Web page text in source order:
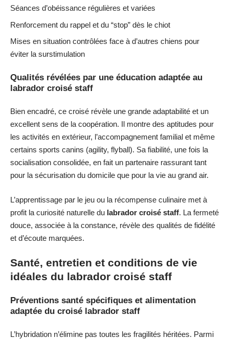
Séances d’obéissance régulières et variées
Renforcement du rappel et du “stop” dès le chiot
Mises en situation contrôlées face à d’autres chiens pour
éviter la surstimulation
Qualités révélées par une éducation adaptée au
labrador croisé staff
Bien encadré, ce croisé révèle une grande adaptabilité et un
excellent sens de la coopération. Il montre des aptitudes pour
les activités en extérieur, l’accompagnement familial et même
certains sports canins (agility, flyball). Sa fiabilité, une fois la
socialisation consolidée, en fait un partenaire rassurant tant
pour la sécurisation du domicile que pour la vie au grand air.
L’apprentissage par le jeu ou la récompense culinaire met à
profit la curiosité naturelle du labrador croisé staff. La fermeté
douce, associée à la constance, révèle des qualités de fidélité
et d’écoute marquées.
Santé, entretien et conditions de vie
idéales du labrador croisé staff
Préventions santé spécifiques et alimentation
adaptée du croisé labrador staff
L’hybridation n’élimine pas toutes les fragilités héritées. Parmi